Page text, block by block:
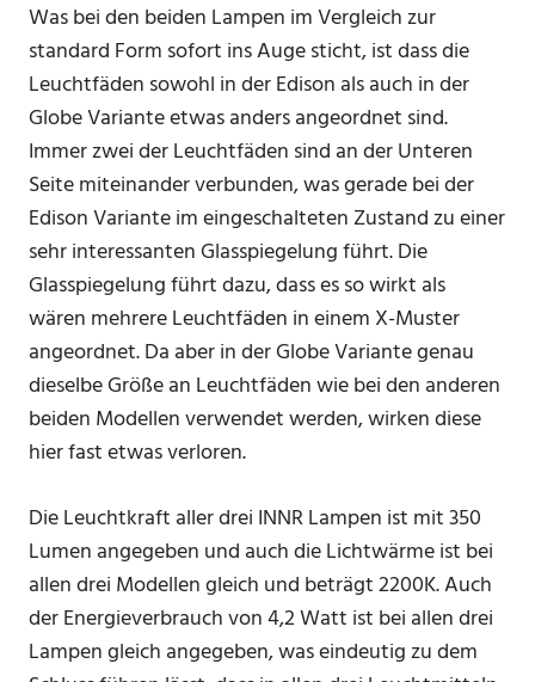
Was bei den beiden Lampen im Vergleich zur
standard Form sofort ins Auge sticht, ist dass die
Leuchtfäden sowohl in der Edison als auch in der
Globe Variante etwas anders angeordnet sind.
Immer zwei der Leuchtfäden sind an der Unteren
Seite miteinander verbunden, was gerade bei der
Edison Variante im eingeschalteten Zustand zu einer
sehr interessanten Glasspiegelung führt. Die
Glasspiegelung führt dazu, dass es so wirkt als
wären mehrere Leuchtfäden in einem X-Muster
angeordnet. Da aber in der Globe Variante genau
dieselbe Größe an Leuchtfäden wie bei den anderen
beiden Modellen verwendet werden, wirken diese
hier fast etwas verloren.
Die Leuchtkraft aller drei INNR Lampen ist mit 350
Lumen angegeben und auch die Lichtwärme ist bei
allen drei Modellen gleich und beträgt 2200K. Auch
der Energieverbrauch von 4,2 Watt ist bei allen drei
Lampen gleich angegeben, was eindeutig zu dem